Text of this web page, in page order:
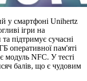
у смартфоні Unihertz
ігри на
підтримує сучасні
оперативної пам'яті
модуль NFC. У тесті
балів, що є чудовим